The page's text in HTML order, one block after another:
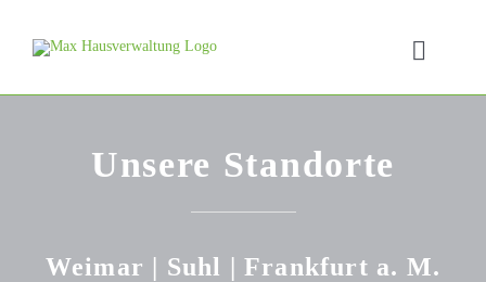
Toggle
Unsere Standorte
Weimar | Suhl | Frankfurt a. M.